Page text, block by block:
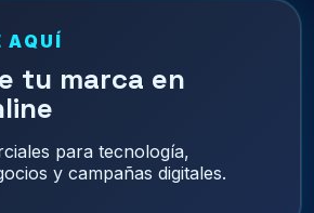
AQUÍ
tu marca en
para tecnología,
y campañas digitales.